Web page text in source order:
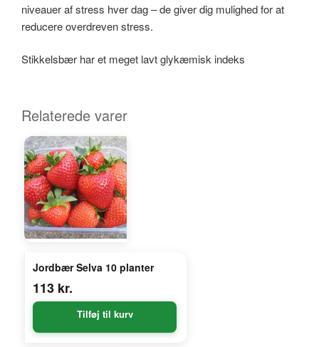
niveauer af stress hver dag – de giver dig mulighed for at
reducere overdreven stress.
Stikkelsbær har et meget lavt glykæmisk indeks
Relaterede varer
Jordbær Selva 10 planter
113 kr.
Tilføj til kurv